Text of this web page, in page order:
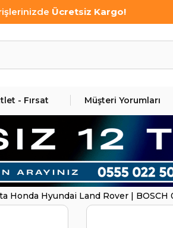
Ücretsiz Kargo!
- Fırsat Müşteri Yorumları
Honda Hyundai Land Rover | BOSCH